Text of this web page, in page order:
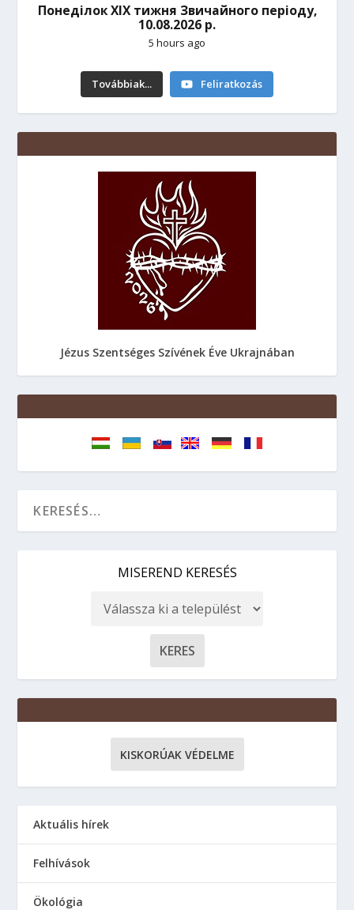
Понеділок ХІХ тижня Звичайного періоду,
10.08.2026 р.
5 hours ago
Továbbiak... Feliratkozás
Jézus Szentséges Szívének Éve Ukrajnában
MISEREND KERESÉS
KISKORÚAK VÉDELME
Aktuális hírek
Felhívások
Ökológia